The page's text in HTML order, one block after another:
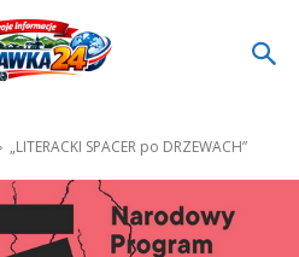
„LITERACKI SPACER po DRZEWACH”